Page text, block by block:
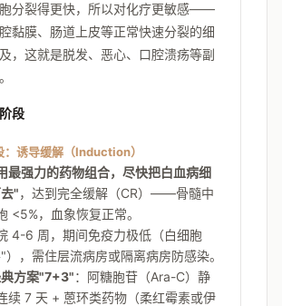
分裂得更快，所以对化疗更敏感——
黏膜、肠道上皮等正常快速分裂的细
，这就是脱发、恶心、口腔溃疡等副
段
：诱导缓解（Induction）
最强力的药物组合，尽快把白血病细
"，达到完全缓解（CR）——骨髓中
<5%，血象恢复正常。
4-6 周，期间免疫力极低（白细胞
），需住层流病房或隔离病房防感染。
方案"7+3"：阿糖胞苷（Ara-C）静
续 7 天 + 蒽环类药物（柔红霉素或伊